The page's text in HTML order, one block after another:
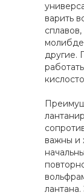
варить
другие.
важны и